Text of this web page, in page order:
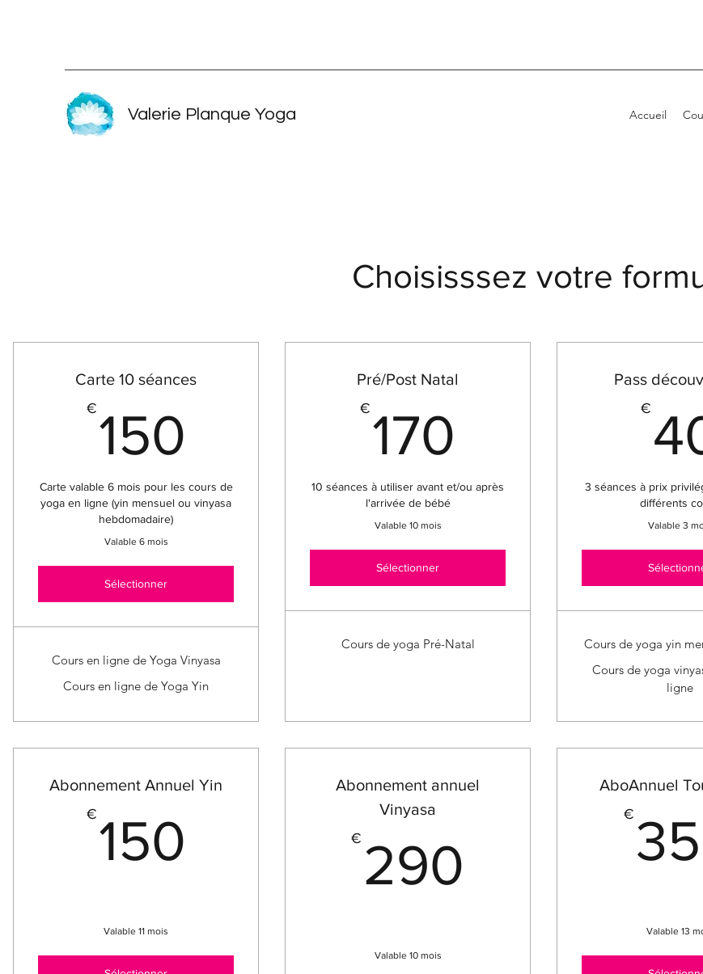
Valerie Planque Yoga Accueil
Choisisssez votre
Carte 10 séances
€ 150
Carte valable 6 mois pour les cours de
yoga en ligne (yin mensuel ou vinyasa
hebdomadaire)
Valable 6 mois
Sélectionner
Cours en ligne de Yoga Vinyasa
Cours en ligne de Yoga Yin
Pré/Post Natal
€ 170
10 séances à utiliser avant et/ou après
l'arrivée de bébé
Valable 10 mois
Sélectionner
Cours de yoga Pré-Natal
Pass
€
3 séances à prix
différents
Valable 3
Cours de yoga yin
Cours de yoga
ligne
Abonnement Annuel Yin
€ 150
Valable 11 mois
Abonnement annuel
Vinyasa
€ 290
Valable 10 mois
AboAnnuel
€
Valable 13